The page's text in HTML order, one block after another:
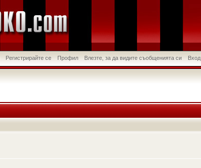
Регистрирайте се Профил Влезте, за да видите съобщенията си Вход